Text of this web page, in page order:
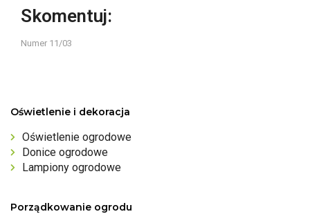
Skomentuj:
Numer 11/03
Oświetlenie i dekoracja
Oświetlenie ogrodowe
Donice ogrodowe
Lampiony ogrodowe
Porządkowanie ogrodu